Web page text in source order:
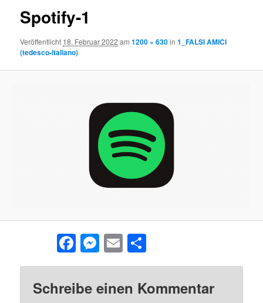
Spotify-1
Veröffentlicht 18. Februar 2022 am1200 × 630in1_FALSI AMICI
(tedesco-italiano)
Facebook
Messenger
Email
Schreibe einen Kommentar